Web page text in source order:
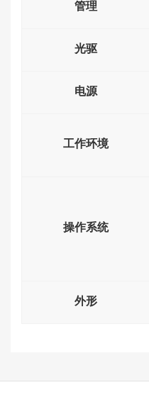
管理
光驱
电源
工作环境
操作系统
外形